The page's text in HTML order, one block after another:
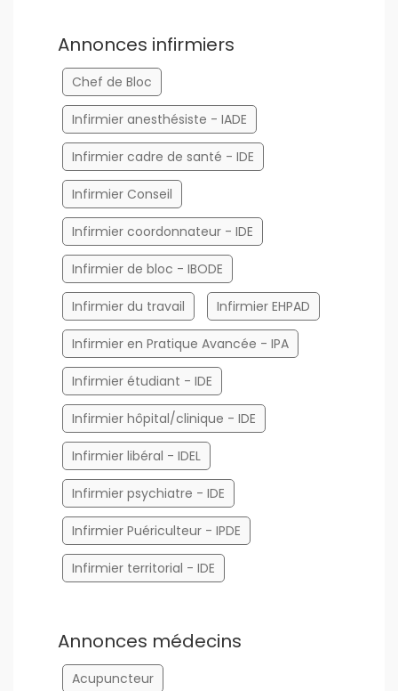
Annonces infirmiers
Chef de Bloc
Infirmier anesthésiste - IADE
Infirmier cadre de santé - IDE
Infirmier Conseil
Infirmier coordonnateur - IDE
Infirmier de bloc - IBODE
Infirmier du travail Infirmier EHPAD
Infirmier en Pratique Avancée - IPA
Infirmier étudiant - IDE
Infirmier hôpital/clinique - IDE
Infirmier libéral - IDEL
Infirmier psychiatre - IDE
Infirmier Puériculteur - IPDE
Infirmier territorial - IDE
Annonces médecins
Acupuncteur